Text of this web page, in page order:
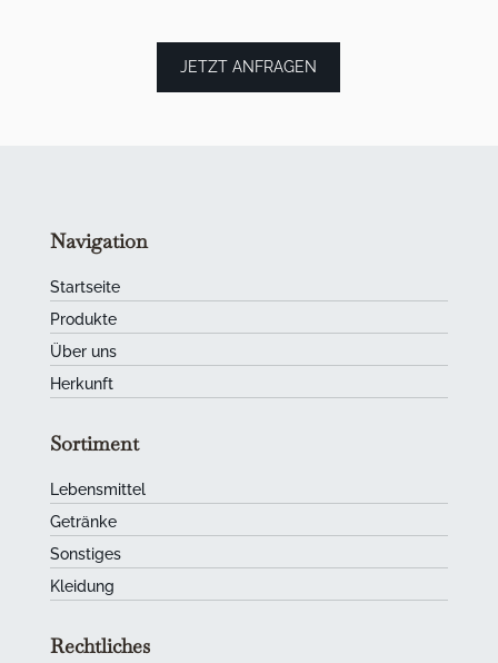
JETZT ANFRAGEN
Navigation
Startseite
Produkte
Über uns
Herkunft
Sortiment
Lebensmittel
Getränke
Sonstiges
Kleidung
Rechtliches